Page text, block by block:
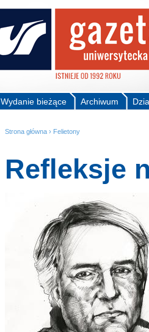
Archiwum
Wydanie bieżące
Strona główna › Felietony
Refleksje